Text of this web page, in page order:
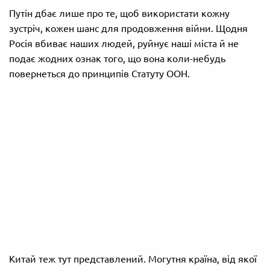
Путін дбає лише про те, щоб використати кожну
зустріч, кожен шанс для продовження війни. Щодня
Росія вбиває наших людей, руйнує наші міста й не
подає жодних ознак того, що вона коли-небудь
повернеться до принципів Статуту ООН.
Китай теж тут представлений. Могутня країна, від якої